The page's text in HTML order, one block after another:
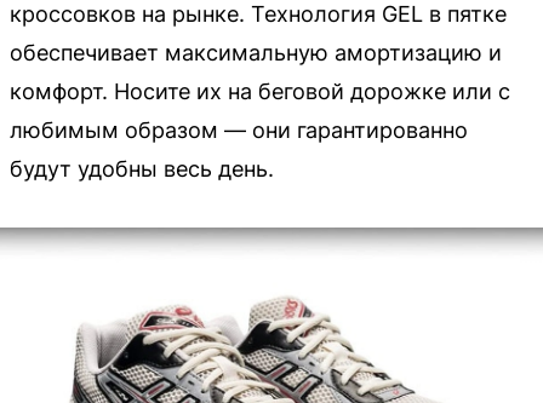
кроссовков на рынке. Технология GEL в пятке
обеспечивает максимальную амортизацию и
комфорт. Носите их на беговой дорожке или с
любимым образом — они гарантированно
будут удобны весь день.